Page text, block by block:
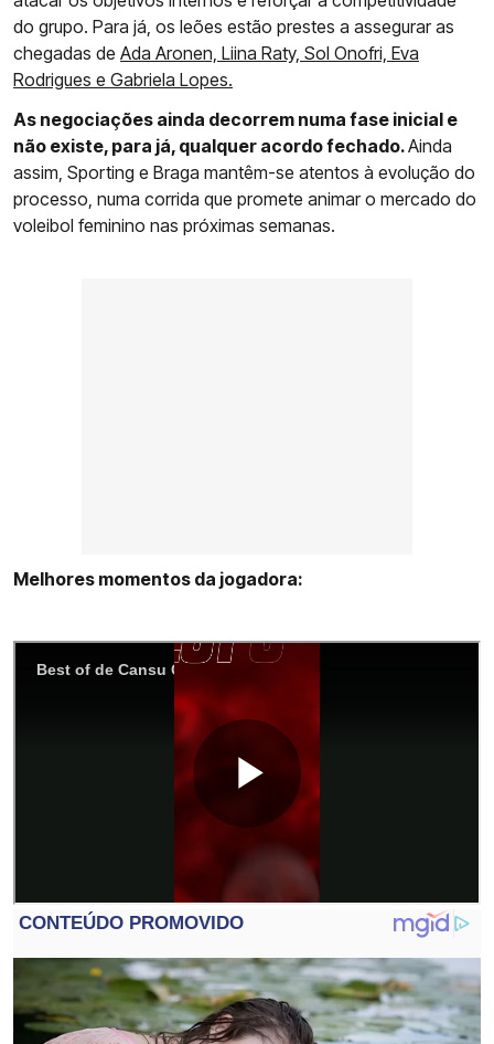
do grupo. Para já, os leões estão prestes a assegurar as
chegadas de Ada Aronen, Liina Raty, Sol Onofri, Eva
Rodrigues e Gabriela Lopes.
As negociações ainda decorrem numa fase inicial e
não existe, para já, qualquer acordo fechado.Ainda
assim, Sporting e Braga mantêm-se atentos à evolução do
processo, numa corrida que promete animar o mercado do
voleibol feminino nas próximas semanas.
Melhores momentos da jogadora: